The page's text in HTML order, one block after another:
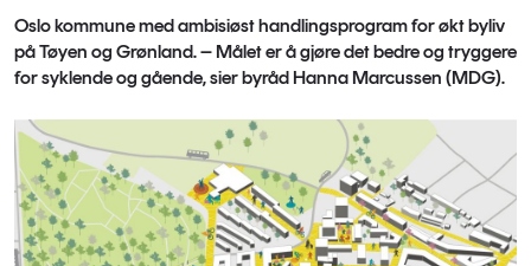
Oslo kommune med ambisiøst handlingsprogram for økt byliv
på Tøyen og Grønland. – Målet er å gjøre det bedre og tryggere
for syklende og gående, sier byråd Hanna Marcussen (MDG).